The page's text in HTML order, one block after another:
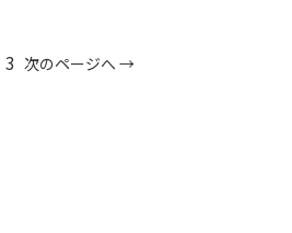
3 次のページへ →